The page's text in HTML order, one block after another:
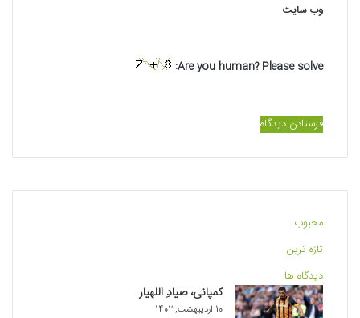
وب‌ سایت
Are you human? Please solve:
محبوب
تازه ترین
دیدگاه ها
کمپانی، صیادِ اللهیار
10 اردیبهشت, 1402